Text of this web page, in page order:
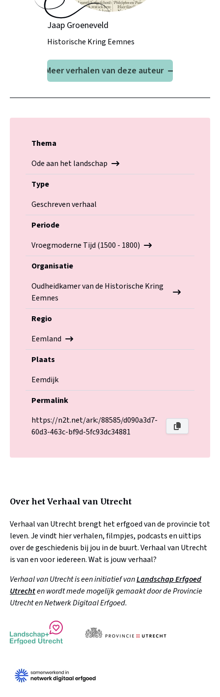
Jaap Groeneveld
Historische Kring Eemnes
Meer verhalen van deze auteur
Thema
Ode aan het landschap
Type
Geschreven verhaal
Periode
Vroegmoderne Tijd (1500 - 1800)
Organisatie
Oudheidkamer van de Historische Kring
Eemnes
Regio
Eemland
Plaats
Eemdijk
Permalink
https://n2t.net/ark:/88585/d090a3d7-
60d3-463c-bf9d-5fc93dc34881
Over het Verhaal van Utrecht
Verhaal van Utrecht brengt het erfgoed van de provincie tot
leven. Je vindt hier verhalen, filmpjes, podcasts en uittips
over de geschiedenis bij jou in de buurt. Verhaal van Utrecht
is van en voor iedereen. Wat is jouw verhaal?
Verhaal van Utrecht is een initiatief vanLandschap Erfgoed
Utrechten wordt mede mogelijk gemaakt door de Provincie
Utrecht en Netwerk Digitaal Erfgoed.